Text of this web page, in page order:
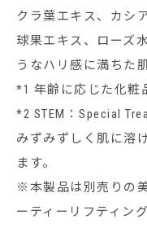
クラ葉エキス、カシ
球果エキス、ローズ
うなハリ感に満ちた
*1 年齢に応じた化粧
*2 STEM：Special
みずみずしく肌に溶
ます。
※本製品は別売りの
ーティーリフティン